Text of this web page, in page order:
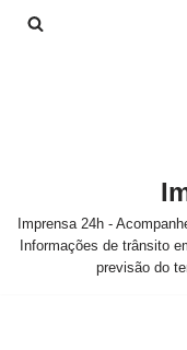
Imprensa 24h -
Informações de trânsito
previsão do